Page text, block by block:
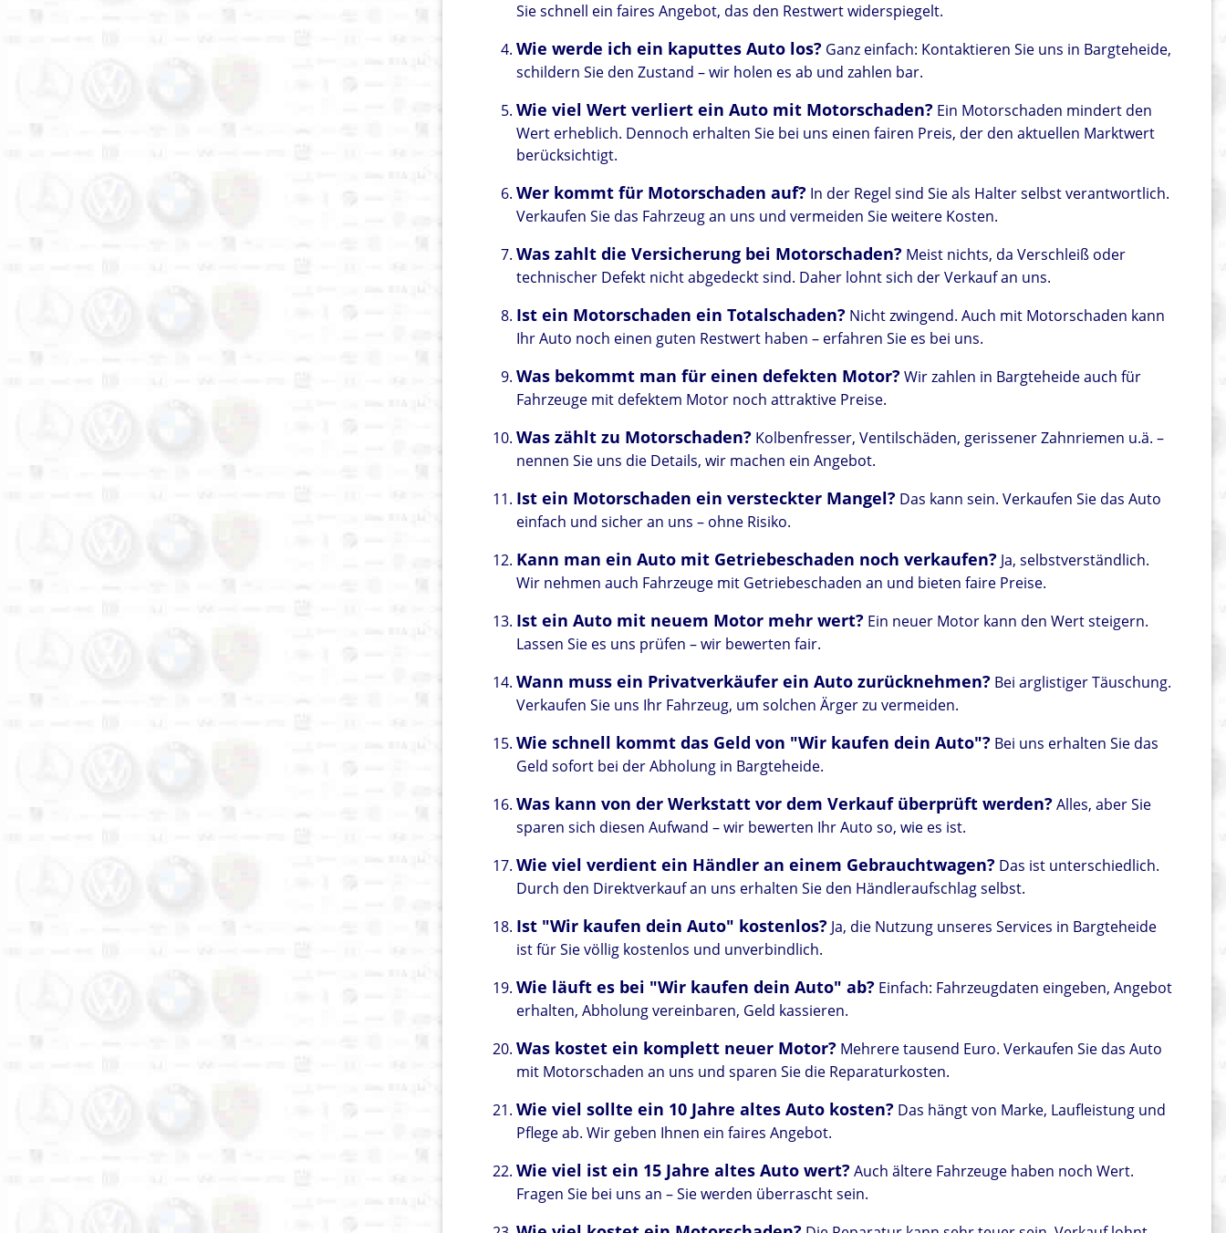
Sie schnell ein faires Angebot, das den Restwert widerspiegelt.
Wie werde ich ein kaputtes Auto los? Ganz einfach: Kontaktieren Sie uns in Bargteheide,
schildern Sie den Zustand – wir holen es ab und zahlen bar.
Wie viel Wert verliert ein Auto mit Motorschaden? Ein Motorschaden mindert den
Wert erheblich. Dennoch erhalten Sie bei uns einen fairen Preis, der den aktuellen Marktwert
berücksichtigt.
Wer kommt für Motorschaden auf? In der Regel sind Sie als Halter selbst verantwortlich.
Verkaufen Sie das Fahrzeug an uns und vermeiden Sie weitere Kosten.
Was zahlt die Versicherung bei Motorschaden? Meist nichts, da Verschleiß oder
technischer Defekt nicht abgedeckt sind. Daher lohnt sich der Verkauf an uns.
Ist ein Motorschaden ein Totalschaden? Nicht zwingend. Auch mit Motorschaden kann
Ihr Auto noch einen guten Restwert haben – erfahren Sie es bei uns.
Was bekommt man für einen defekten Motor?Wir zahlen in Bargteheide auch für
Fahrzeuge mit defektem Motor noch attraktive Preise.
Was zählt zu Motorschaden? Kolbenfresser, Ventilschäden, gerissener Zahnriemen u.ä. –
nennen Sie uns die Details, wir machen ein Angebot.
Ist ein Motorschaden ein versteckter Mangel? Das kann sein. Verkaufen Sie das Auto
einfach und sicher an uns – ohne Risiko.
Kann man ein Auto mit Getriebeschaden noch verkaufen? Ja, selbstverständlich.
Wir nehmen auch Fahrzeuge mit Getriebeschaden an und bieten faire Preise.
Ist ein Auto mit neuem Motor mehr wert? Ein neuer Motor kann den Wert steigern.
Lassen Sie es uns prüfen – wir bewerten fair.
Wann muss ein Privatverkäufer ein Auto zurücknehmen? Bei arglistiger Täuschung.
Verkaufen Sie uns Ihr Fahrzeug, um solchen Ärger zu vermeiden.
Wie schnell kommt das Geld von "Wir kaufen dein Auto"? Bei uns erhalten Sie das
Geld sofort bei der Abholung in Bargteheide.
Was kann von der Werkstatt vor dem Verkauf überprüft werden?Alles, aber Sie
sparen sich diesen Aufwand – wir bewerten Ihr Auto so, wie es ist.
Wie viel verdient ein Händler an einem Gebrauchtwagen? Das ist unterschiedlich.
Durch den Direktverkauf an uns erhalten Sie den Händleraufschlag selbst.
Ist "Wir kaufen dein Auto" kostenlos? Ja, die Nutzung unseres Services in Bargteheide
ist für Sie völlig kostenlos und unverbindlich.
Wie läuft es bei "Wir kaufen dein Auto" ab? Einfach: Fahrzeugdaten eingeben, Angebot
erhalten, Abholung vereinbaren, Geld kassieren.
Was kostet ein komplett neuer Motor? Mehrere tausend Euro. Verkaufen Sie das Auto
mit Motorschaden an uns und sparen Sie die Reparaturkosten.
Wie viel sollte ein 10 Jahre altes Auto kosten? Das hängt von Marke, Laufleistung und
Pflege ab. Wir geben Ihnen ein faires Angebot.
Wie viel ist ein 15 Jahre altes Auto wert?Auch ältere Fahrzeuge haben noch Wert.
Fragen Sie bei uns an – Sie werden überrascht sein.